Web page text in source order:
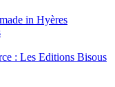
in Hyères
: Les Editions Bisous